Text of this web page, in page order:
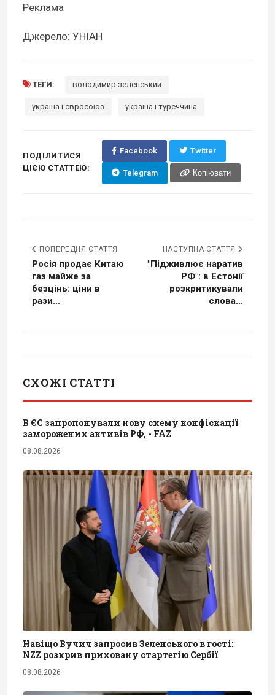
Реклама
Джерело: УНІАН
ТЕГИ: володимир зеленський
україна і євросоюз україна і туреччина
ПОДІЛИТИСЯ
ЦІЄЮ СТАТТЕЮ:
Facebook Twitter
Telegram Копіювати
ПОПЕРЕДНЯ СТАТТЯ
Росія продає Китаю
газ майже за
безцінь: ціни в
рази...
НАСТУПНА СТАТТЯ
"Підживлює наратив
РФ": в Естонії
розкритикували
слова...
СХОЖІ СТАТТІ
В ЄС запропонували нову схему конфіскації
заморожених активів РФ, - FAZ
08.08.2026
Навіщо Вучич запросив Зеленського в гості:
NZZ розкрив приховану стартегію Сербії
08.08.2026